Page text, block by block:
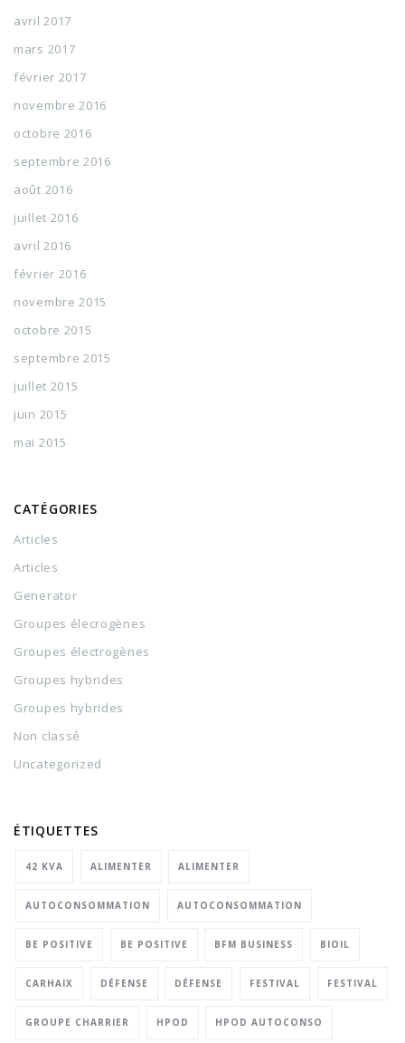
avril 2017
mars 2017
février 2017
novembre 2016
octobre 2016
septembre 2016
août 2016
juillet 2016
avril 2016
février 2016
novembre 2015
octobre 2015
septembre 2015
juillet 2015
juin 2015
mai 2015
CATÉGORIES
Articles
Articles
Generator
Groupes élecrogènes
Groupes électrogènes
Groupes hybrides
Groupes hybrides
Non classé
Uncategorized
ÉTIQUETTES
42 KVA ALIMENTER ALIMENTER
AUTOCONSOMMATION AUTOCONSOMMATION
BE POSITIVE BE POSITIVE BFM BUSINESS BIOIL
CARHAIX DÉFENSE DÉFENSE FESTIVAL FESTIVAL
GROUPE CHARRIER HPOD HPOD AUTOCONSO